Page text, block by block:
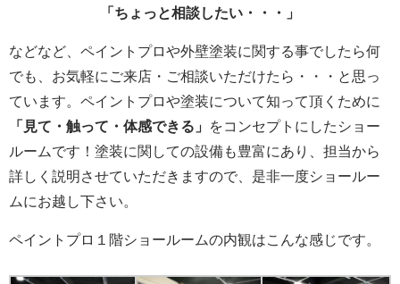
「ちょっと相談したい・・・」
などなど、ペイントプロや外壁塗装に関する事でしたら何
でも、お気軽にご来店・ご相談いただけたら・・・と思っ
ています。ペイントプロや塗装について知って頂くために
「見て・触って・体感できる」
をコンセプトにしたショー
ルームです！塗装に関しての設備も豊富にあり、担当から
詳しく説明させていただきますので、是非一度ショールー
ムにお越し下さい。
ペイントプロ１階ショールームの内観はこんな感じです。